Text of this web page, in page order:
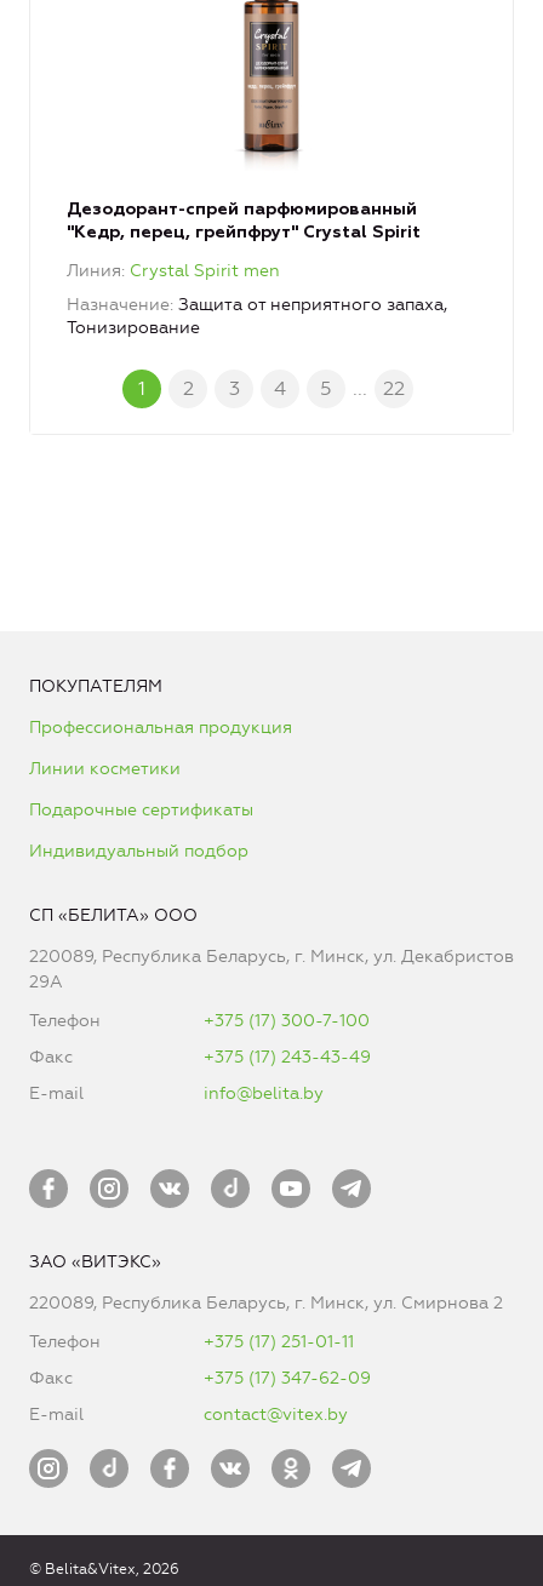
Дезодорант-спрей парфюмированный
"Кедр, перец, грейпфрут" Crystal Spirit
Линия Crystal Spirit men
Назначение Защита от неприятного запаха,
Тонизирование
1 2 3 4 5 ... 22
ПОКУПАТЕЛЯМ
Профессиональная продукция
Линии косметики
Подарочные сертификаты
Индивидуальный подбор
СП «БЕЛИТА» ООО
220089, Республика Беларусь, г. Минск, ул. Декабристов
29А
Телефон
+375 (17) 300-7-100
Факс
+375 (17) 243-43-49
E-mail
info@belita.by
ЗАО «ВИТЭКС»
220089, Республика Беларусь, г. Минск, ул. Смирнова 2
Телефон
+375 (17) 251-01-11
Факс
+375 (17) 347-62-09
E-mail
contact@vitex.by
© Belita&Vitex, 2026